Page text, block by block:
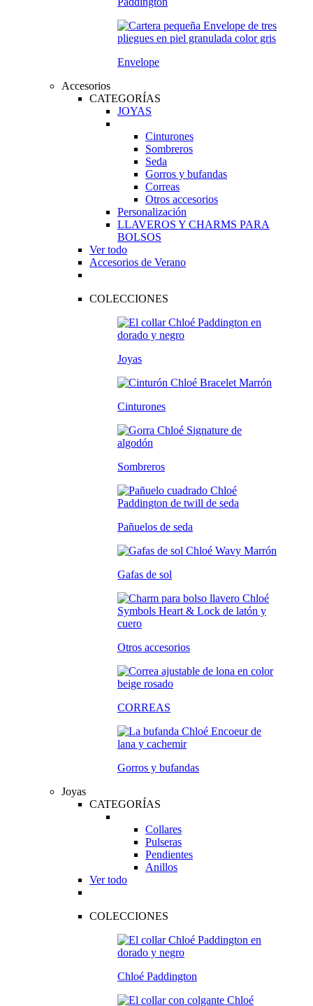
Envelope
Accesorios
CATEGORÍAS
JOYAS
Cinturones
Sombreros
Seda
Gorros y bufandas
Correas
Otros accesorios
Personalización
LLAVEROS Y CHARMS PARA
BOLSOS
Ver todo
Accesorios de Verano
COLECCIONES
Joyas
Cinturones
Sombreros
Pañuelos de seda
Gafas de sol
Otros accesorios
CORREAS
Gorros y bufandas
Joyas
CATEGORÍAS
Collares
Pulseras
Pendientes
Anillos
Ver todo
COLECCIONES
Chloé Paddington